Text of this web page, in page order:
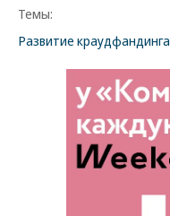
Темы:
Развитие краудфандинга